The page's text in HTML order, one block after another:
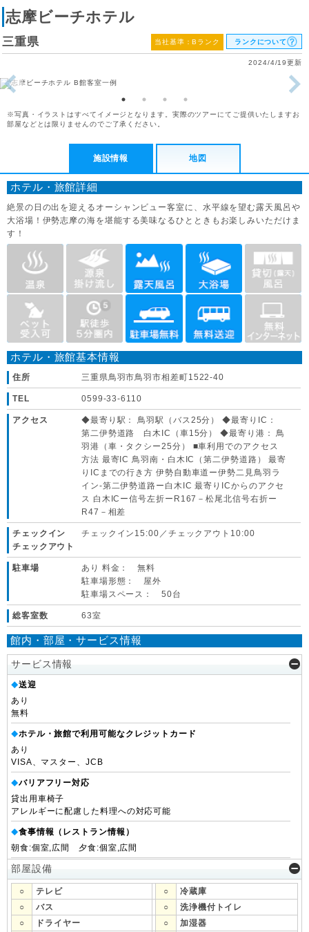
志摩ビーチホテル
三重県 当社基準：Bランク ランクについて
2024/4/19更新
※写真・イラストはすべてイメージとなります。実際のツアーにてご提供いたしますお
部屋などとは限りませんのでご了承ください。
施設情報 地図
ホテル・旅館詳細
絶景の日の出を迎えるオーシャンビュー客室に、水平線を望む露天風呂や
大浴場！伊勢志摩の海を堪能する美味なるひとときもお楽しみいただけま
す！
ホテル・旅館基本情報
住所 三重県鳥羽市鳥羽市相差町1522-40
TEL 0599-33-6110
アクセス
◆最寄り駅： 鳥羽駅（バス25分） ◆最寄りIC：
第二伊勢道路 白木IC（車15分） ◆最寄り港： 鳥
羽港（車・タクシー25分） ■車利用でのアクセス
方法 最寄IC 鳥羽南・白木IC（第二伊勢道路） 最寄
りICまでの行き方 伊勢自動車道ー伊勢二見鳥羽ラ
イン-第二伊勢道路ー白木IC 最寄りICからのアクセ
ス 白木ICー信号左折ーR167－松尾北信号右折ー
R47－相差
チェックイン
チェックアウト
チェックイン15:00／チェックアウト10:00
駐車場
あり 料金： 無料
駐車場形態： 屋外
駐車場スペース： 50台
総客室数 63室
館内・部屋・サービス情報
サービス情報
◆送迎
あり
無料
◆ホテル・旅館で利用可能なクレジットカード
あり
VISA、マスター、JCB
◆バリアフリー対応
貸出用車椅子
アレルギーに配慮した料理への対応可能
◆食事情報（レストラン情報）
朝食:個室,広間 夕食:個室,広間
部屋設備
○ テレビ ○
冷蔵庫
○
バス ○
洗浄機付トイレ
○
ドライヤー ○
加湿器